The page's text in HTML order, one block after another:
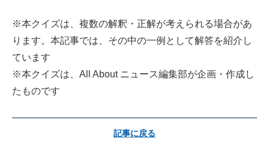
※本クイズは、複数の解釈・正解が考えられる場合があ
ります。本記事では、その中の一例として解答を紹介し
ています
※本クイズは、All About ニュース編集部が企画・作成し
たものです
記事に戻る